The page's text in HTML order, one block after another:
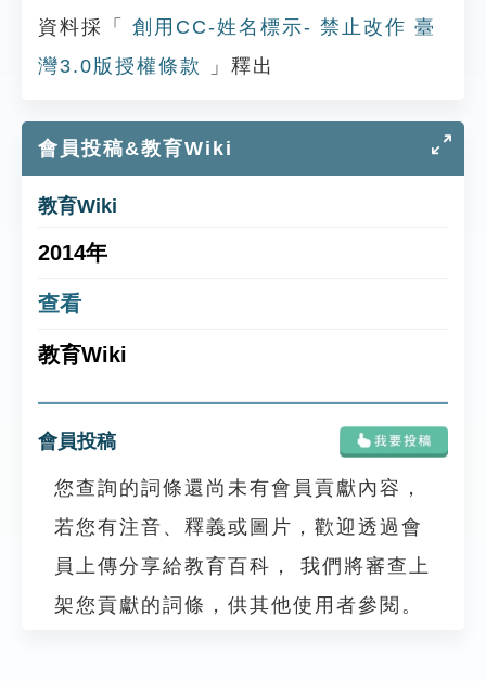
資料採「
創用CC-姓名標示- 禁止改作 臺
灣3.0版授權條款
」釋出
會員投稿&教育Wiki
教育Wiki
2014年
查看
教育Wiki
會員投稿
您查詢的詞條還尚未有會員貢獻內容，
若您有注音、釋義或圖片，歡迎透過會
員上傳分享給教育百科， 我們將審查上
架您貢獻的詞條，供其他使用者參閱。